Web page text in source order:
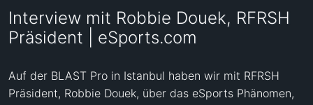
Interview mit Robbie Douek, RFRSH
Präsident | eSports.com
Auf der BLAST Pro in Istanbul haben wir mit RFRSH
Präsident, Robbie Douek, über das eSports Phänomen,